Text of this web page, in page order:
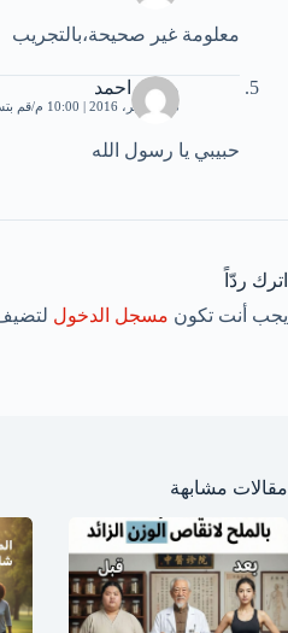
معلومة غير صحيحة،بالتجريب
محمد احمد
18 نوفمبر، 2016 | 10:00 م قم
حبيبي يا رسول الله
اترك ردّاً
يجب أنت تكون مسجل الدخول
مقالات مشابهة